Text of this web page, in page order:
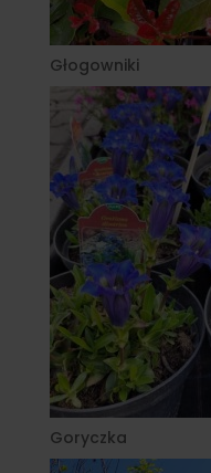
Głogowniki
Goryczka